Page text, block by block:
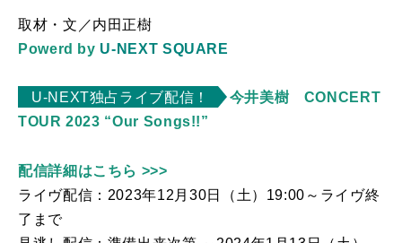
取材・文／内田正樹
Powerd by U-NEXT SQUARE
U-NEXT独占ライブ配信！
今井美樹 CONCERT
TOUR 2023 “Our Songs!!”
配信詳細はこちら >>>
ライヴ配信：2023年12月30日（土）19:00～ライヴ終
了まで